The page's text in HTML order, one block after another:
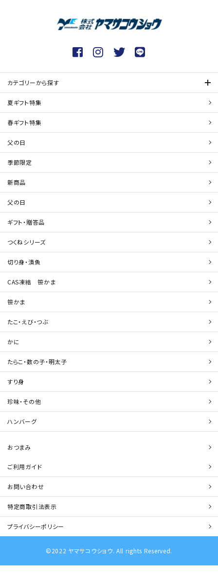
カテゴリーから探す
夏ギフト特集
春ギフト特集
父の日
季節限定
新商品
父の日
ギフト・贈答品
つくねシリーズ
切り身・漬魚
CAS凍結 笹かま
笹かま
たこ・えび・つぶ
かに
たらこ・数の子・明太子
すり身
珍味・その他
ハンバーグ
おつまみ
ご利用ガイド
お問い合わせ
特定商取引法表示
プライバシーポリシー
©2022 ヤマサコウショウ. All rights Reserved.